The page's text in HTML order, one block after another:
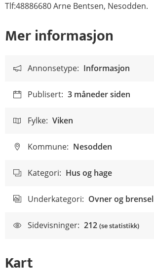
Tlf:48886680 Arne Bentsen, Nesodden.
Mer informasjon
Annonsetype: Informasjon
Publisert: 3 måneder siden
Fylke: Viken
Kommune: Nesodden
Kategori: Hus og hage
Underkategori: Ovner og brensel
Sidevisninger: 212 (se statistikk)
Kart